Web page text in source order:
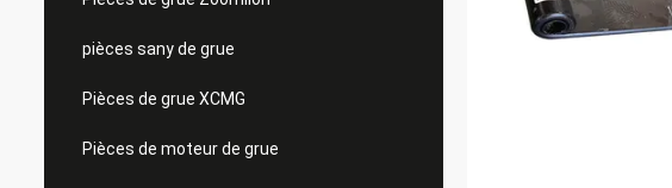
pièces sany de grue
Pièces de grue XCMG
Pièces de moteur de grue